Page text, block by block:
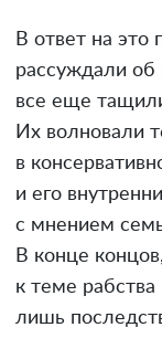
В ответ на это
рассуждали об
все еще
Их волновали
в
и его
с мнением
В конце
к теме
лишь